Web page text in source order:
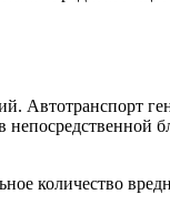
Автотранспорт
количество